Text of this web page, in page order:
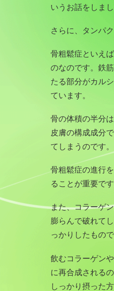
いうお話をしまし
さらに、タンパ
骨粗鬆症といえ
のなのです。鉄
たる部分がカル
ています。
骨の体積の半分
皮膚の構成成分
てしまうのです。
骨粗鬆症の進行
ることが重要です
また、コラーゲ
膨らんで破れて
っかりしたもの
飲むコラーゲン
に再合成される
しっかり摂った